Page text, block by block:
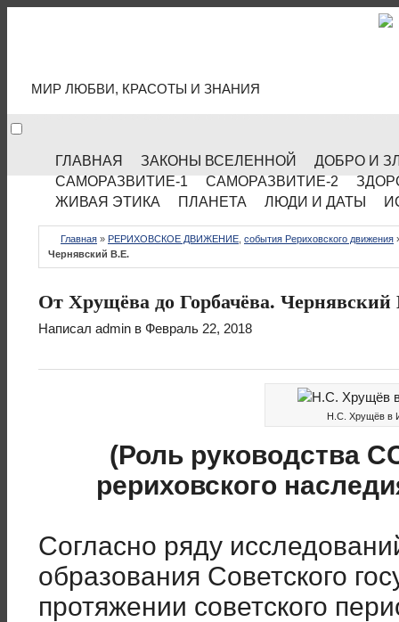
МИР ЛЮБВИ, КРАСОТЫ И ЗНАНИЯ
ГЛАВНАЯ ЗАКОНЫ ВСЕЛЕННОЙ
ДОБРО И
САМОРАЗВИТИЕ-1
САМОРАЗВИТИЕ-2
ЖИВАЯ ЭТИКА
ПЛАНЕТА ЛЮДИ И ДАТЫ
Главная » РЕРИХОВСКОЕ ДВИЖЕНИЕ события Рериховского движения
Чернявский В.Е.
От Хрущёва до Горбачёва.
Написал admin в Февраль 22, 2018
Н.С. Хрущёв в
(Роль руководства
рериховского
Согласно ряду
образования Советского
протяжении советского